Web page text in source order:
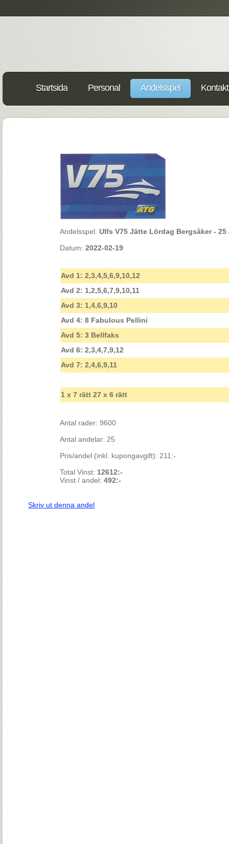
Startsida Personal Andelsspel
Andelsspel:Ulfs V75 Jätte Lördag Bergsåker - 25
Datum:2022-02-19
Avd 1: 2,3,4,5,6,9,10,12
Avd 2: 1,2,5,6,7,9,10,11
Avd 3: 1,4,6,9,10
Avd 4: 8 Fabulous Pellini
Avd 5: 3 Bellfaks
Avd 6: 2,3,4,7,9,12
Avd 7: 2,4,6,9,11
1 x 7 rätt 27 x 6 rätt
Antal rader: 9600
Antal andelar: 25
Pris/andel (inkl. kupongavgift): 211:-
Total Vinst: 12612:-
Vinst / andel:492:-
Skriv ut denna andel